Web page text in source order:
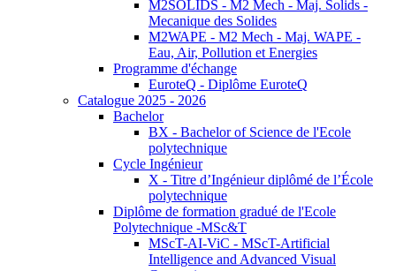
M2SOLIDS - M2 Mech - Maj. Solids -
Mecanique des Solides
M2WAPE - M2 Mech - Maj. WAPE -
Eau, Air, Pollution et Energies
Programme d'échange
EuroteQ - Diplôme EuroteQ
Catalogue 2025 - 2026
Bachelor
BX - Bachelor of Science de l'Ecole
polytechnique
Cycle Ingénieur
X - Titre d’Ingénieur diplômé de l’École
polytechnique
Diplôme de formation gradué de l'Ecole
Polytechnique -MSc&T
MScT-AI-ViC - MScT-Artificial
Intelligence and Advanced Visual